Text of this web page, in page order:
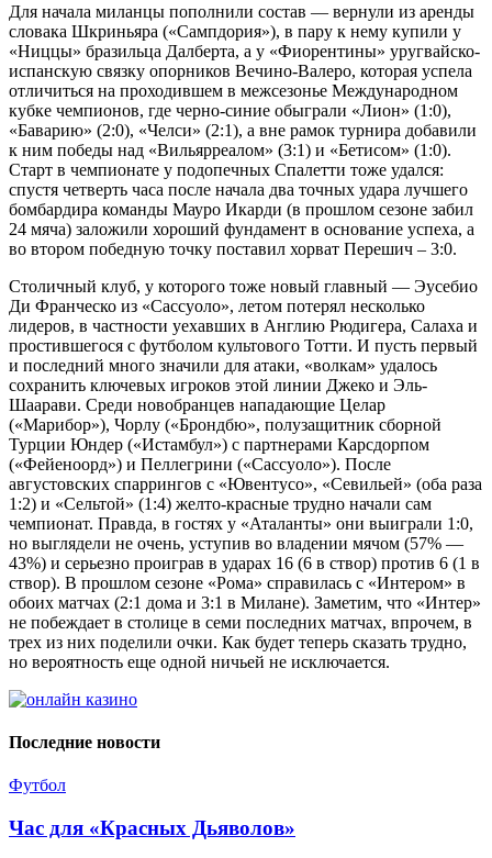
Для начала миланцы пополнили состав — вернули из аренды
словака Шкриньяра («Сампдория»), в пару к нему купили у
«Ниццы» бразильца Далберта, а у «Фиорентины» уругвайско-
испанскую связку опорников Вечино-Валеро, которая успела
отличиться на проходившем в межсезонье Международном
кубке чемпионов, где черно-синие обыграли «Лион» (1:0),
«Баварию» (2:0), «Челси» (2:1), а вне рамок турнира добавили
к ним победы над «Вильярреалом» (3:1) и «Бетисом» (1:0).
Старт в чемпионате у подопечных Спалетти тоже удался:
спустя четверть часа после начала два точных удара лучшего
бомбардира команды Мауро Икарди (в прошлом сезоне забил
24 мяча) заложили хороший фундамент в основание успеха, а
во втором победную точку поставил хорват Перешич – 3:0.
Столичный клуб, у которого тоже новый главный — Эусебио
Ди Франческо из «Сассуоло», летом потерял несколько
лидеров, в частности уехавших в Англию Рюдигера, Салаха и
простившегося с футболом культового Тотти. И пусть первый
и последний много значили для атаки, «волкам» удалось
сохранить ключевых игроков этой линии Джеко и Эль-
Шаарави. Среди новобранцев нападающие Целар
(«Марибор»), Чорлу («Брондбю», полузащитник сборной
Турции Юндер («Истамбул») с партнерами Карсдорпом
(«Фейеноорд») и Пеллегрини («Сассуоло»). После
августовских спаррингов с «Ювентусо», «Севильей» (оба раза
1:2) и «Сельтой» (1:4) желто-красные трудно начали сам
чемпионат. Правда, в гостях у «Аталанты» они выиграли 1:0,
но выглядели не очень, уступив во владении мячом (57% —
43%) и серьезно проиграв в ударах 16 (6 в створ) против 6 (1 в
створ). В прошлом сезоне «Рома» справилась с «Интером» в
обоих матчах (2:1 дома и 3:1 в Милане). Заметим, что «Интер»
не побеждает в столице в семи последних матчах, впрочем, в
трех из них поделили очки. Как будет теперь сказать трудно,
но вероятность еще одной ничьей не исключается.
Последние новости
Футбол
Час для «Красных Дьяволов»